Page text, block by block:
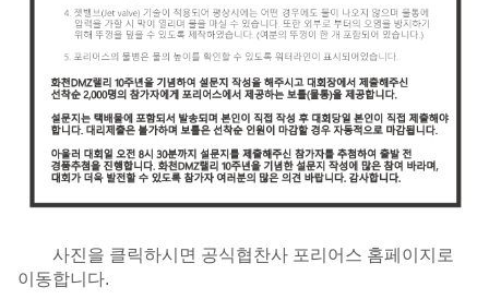
사진을 클릭하시면 공식협찬사 포리어스 홈페이지로
이동합니다.